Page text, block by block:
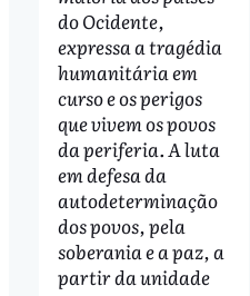
do Ocidente,
expressa a tragédia
humanitária em
curso e os perigos
que vivem os povos
da periferia. A luta
em defesa da
autodeterminação
dos povos, pela
soberania e a paz, a
partir da unidade